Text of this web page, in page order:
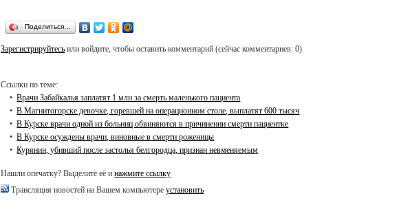
Поделиться…
Зарегистрируйтесь или войдите, чтобы оставить комментарий (сейчас комментариев: 0)
Ссылки по теме:
Врачи Забайкалья заплатят 1 млн за смерть маленького пациента
В Магнитогорске девочке, горевшей на операционном столе, выплатят 600 тысяч
В Курске врачи одной из больниц обвиняются в причинении смерти пациентке
В Курске осуждены врачи, виновные в смерти роженицы
Курянин, убивший после застолья белгородца, признан невменяемым
Нашли опечатку? Выделите её инажмите ссылку
Трансляция новостей на Вашем компьютереустановить